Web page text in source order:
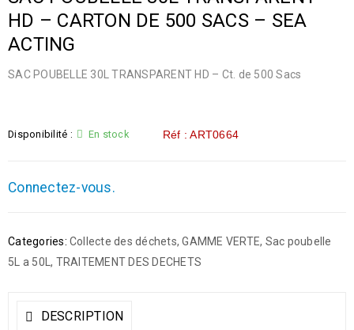
HD – CARTON DE 500 SACS – SEA
ACTING
SAC POUBELLE 30L TRANSPARENT HD – Ct. de 500 Sacs
Disponibilité : En stock Réf : ART0664
Connectez-vous.
Categories: Collecte des déchets,GAMME VERTE, Sac poubelle
5L a 50L , TRAITEMENT DES DECHETS
DESCRIPTION